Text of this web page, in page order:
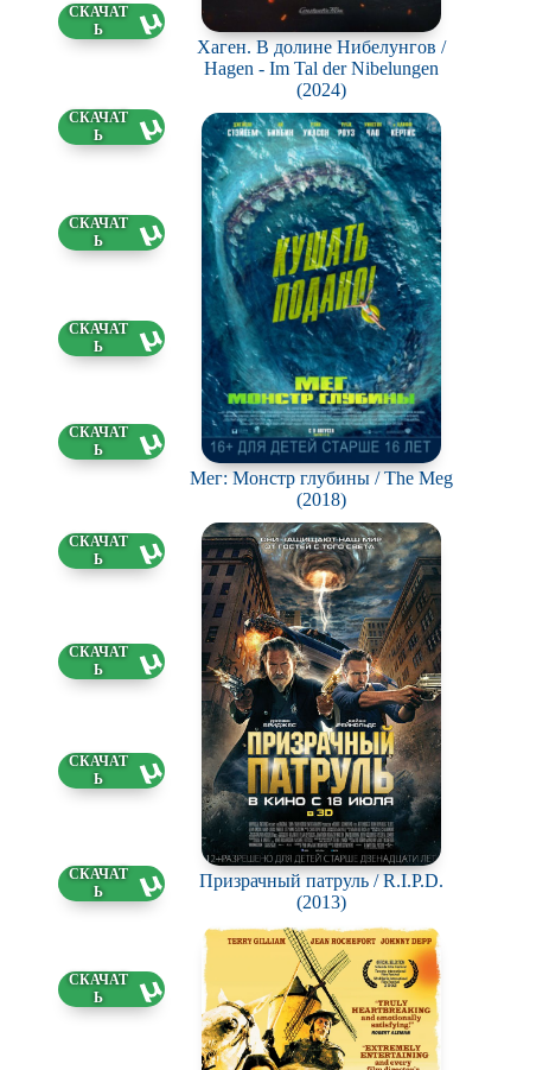
Хаген. В долине Нибелунгов /
Hagen - Im Tal der Nibelungen
(2024)
Мег: Монстр глубины / The Meg
(2018)
Призрачный патруль / R.I.P.D.
(2013)